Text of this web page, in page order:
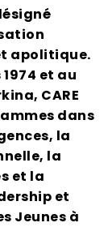
apolitique.
et au
CARE
dans
la
la
et la
et
Jeunes à